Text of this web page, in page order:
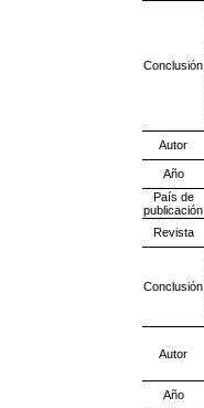
Conclusión
Autor
Año
País de
publicación
Revista
Conclusión
Autor
Año